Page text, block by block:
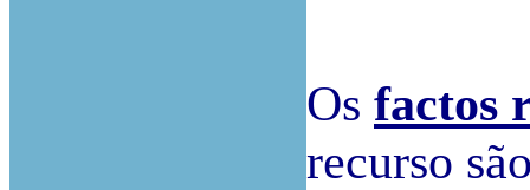
Os factos
recurso